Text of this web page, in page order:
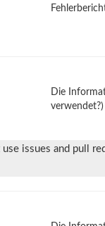
Die
issues and pull